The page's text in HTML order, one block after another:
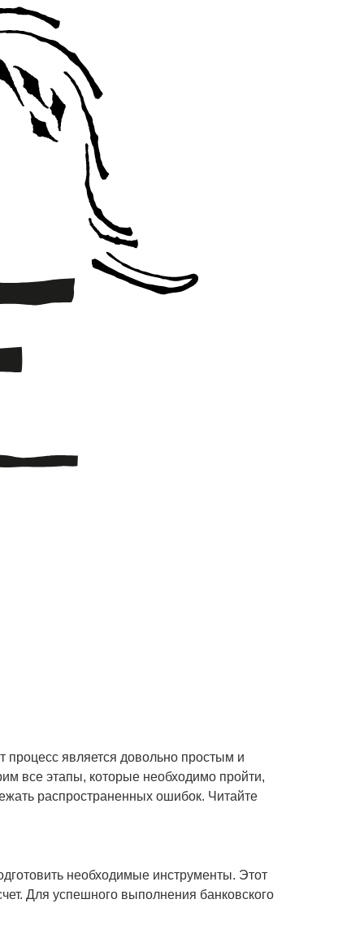
процесс является довольно простым и
все этапы, которые необходимо пройти,
распространенных ошибок. Читайте
необходимые инструменты. Этот
Для успешного выполнения банковского